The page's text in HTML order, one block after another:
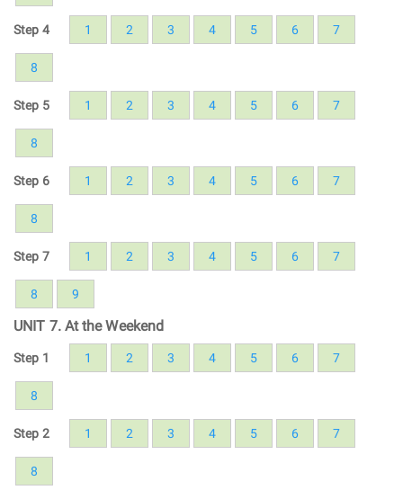
Step 4 1 2 3 4 5 6 7
8
Step 5 1 2 3 4 5 6 7
8
Step 6 1 2 3 4 5 6 7
8
Step 7 1 2 3 4 5 6 7
8 9
UNIT 7. At the Weekend
Step 1 1 2 3 4 5 6 7
8
Step 2 1 2 3 4 5 6 7
8